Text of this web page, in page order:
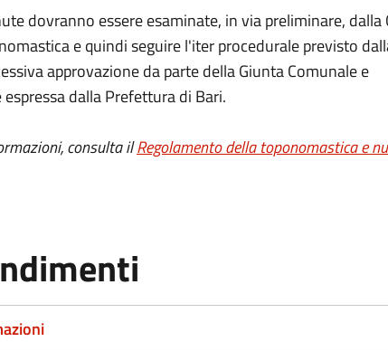
dovranno essere esaminate, in via preliminare,
e quindi seguire l'iter procedurale previsto
approvazione da parte della Giunta Comunale e
dalla Prefettura di Bari.
consulta ilRegolamento della toponomastica e